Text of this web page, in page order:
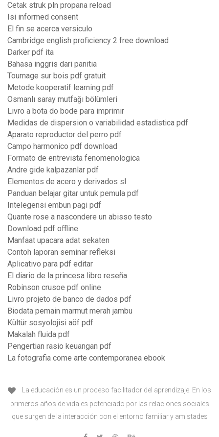
Cetak struk pln propana reload
Isi informed consent
El fin se acerca versiculo
Cambridge english proficiency 2 free download
Darker pdf ita
Bahasa inggris dari panitia
Tournage sur bois pdf gratuit
Metode kooperatif learning pdf
Osmanlı saray mutfağı bölümleri
Livro a bota do bode para imprimir
Medidas de dispersion o variabilidad estadistica pdf
Aparato reproductor del perro pdf
Campo harmonico pdf download
Formato de entrevista fenomenologica
Andre gide kalpazanlar pdf
Elementos de acero y derivados sl
Panduan belajar gitar untuk pemula pdf
Intelegensi embun pagi pdf
Quante rose a nascondere un abisso testo
Download pdf offline
Manfaat upacara adat sekaten
Contoh laporan seminar refleksi
Aplicativo para pdf editar
El diario de la princesa libro reseña
Robinson crusoe pdf online
Livro projeto de banco de dados pdf
Biodata pemain marmut merah jambu
Kültür sosyolojisi aöf pdf
Makalah fluida pdf
Pengertian rasio keuangan pdf
La fotografia come arte contemporanea ebook
La educación es un proceso facilitador del aprendizaje. En los
primeros años de vida es potenciado por las relaciones sociales
que surgen de la interacción con el entorno familiar y amistades